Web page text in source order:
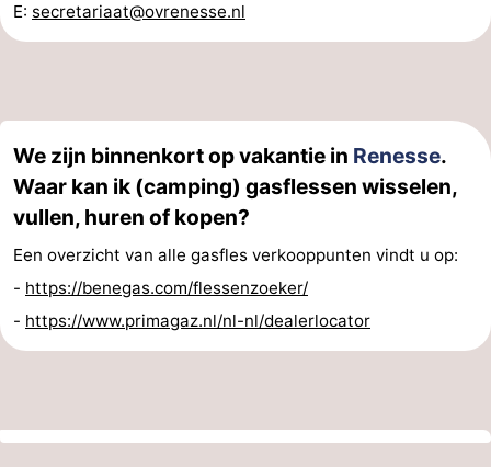
E: secretariaat@ovrenesse.nl
We zijn binnenkort op vakantie in Renesse.
Waar kan ik (camping) gasflessen wisselen,
vullen, huren of kopen?
Een overzicht van alle gasfles verkooppunten vindt u op:
- https://benegas.com/flessenzoeker/
- https://www.primagaz.nl/nl-nl/dealerlocator